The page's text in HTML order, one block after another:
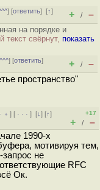
] [ответить][↑]
+ / –
на порядке и
текст свёрнут, показать
^^^] [ответить]
+ / –
пространство"
] [ · · ·][↓] [↑]
+17
+ / –
1990-х
мотивируя тем,
не
RFC
Ок.